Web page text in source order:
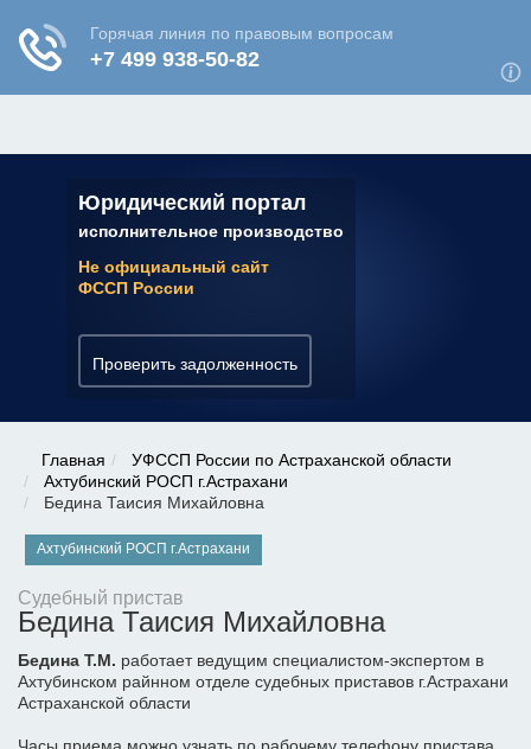
Юридический портал
исполнительное производство
Не официальный сайт
ФССП России
Проверить задолженность
✆ 7 (800) 350-22-64
Главная
УФССП России по Астраханской области
Ахтубинский РОСП г.Астрахани
Бедина Таисия Михайловна
Ахтубинский РОСП г.Астрахани
Судебный пристав
Бедина Таисия Михайловна
Бедина Т.М. работает ведущим специалистом-экспертом в
Ахтубинском райнном отделе судебных приставов г.Астрахани
Астраханской области